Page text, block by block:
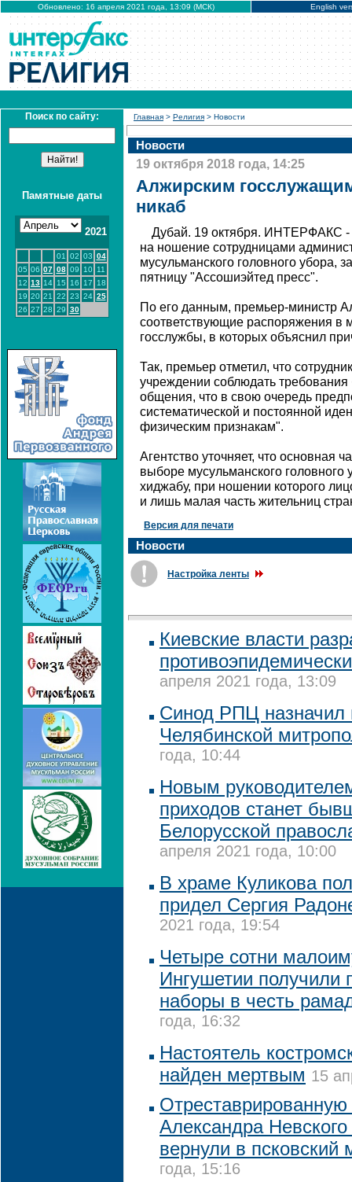
Обновлено: 16 апреля 2021 года, 13:09 (МСК) English
Поиск по сайту:
Памятные даты
2021
01 02 03 04
05 06 07 08 09 10
11
12 13 14 15 16 17
18
19 20 21 22 23 24 25
26 27 28 29 30
Главная > Религия > Новости
Новости
19 октября 2018 года, 14:25
Алжирским
никаб
Дубай. 19 октября. ИНТЕРФАКС -
на ношение сотрудницами
мусульманского головного убора,
пятницу "Ассошиэйтед пресс".
По его данным, премьер-министр
соответствующие распоряжения в
госслужбы, в которых объяснил
Так, премьер отметил, что
учреждении соблюдать требования
общения, что в свою очередь
систематической и постоянной
физическим признакам".
Агентство уточняет, что основная
выборе мусульманского головного
хиджабу, при ношении которого
и лишь малая часть жительниц
Версия для печати
Новости
Настройка ленты
Киевские власти
апреля 2021 года, 13:09
Синод РПЦ назначил
Челябинской
года, 10:44
Новым
приходов станет
Белорусской
апреля 2021 года, 10:00
В храме Куликова
придел Сергия
2021 года, 19:54
Четыре сотни
Ингушетии получили
наборы в честь
года, 16:32
Настоятель
найден мертвым 15
Александра Невского
вернули в псковский
года, 15:16